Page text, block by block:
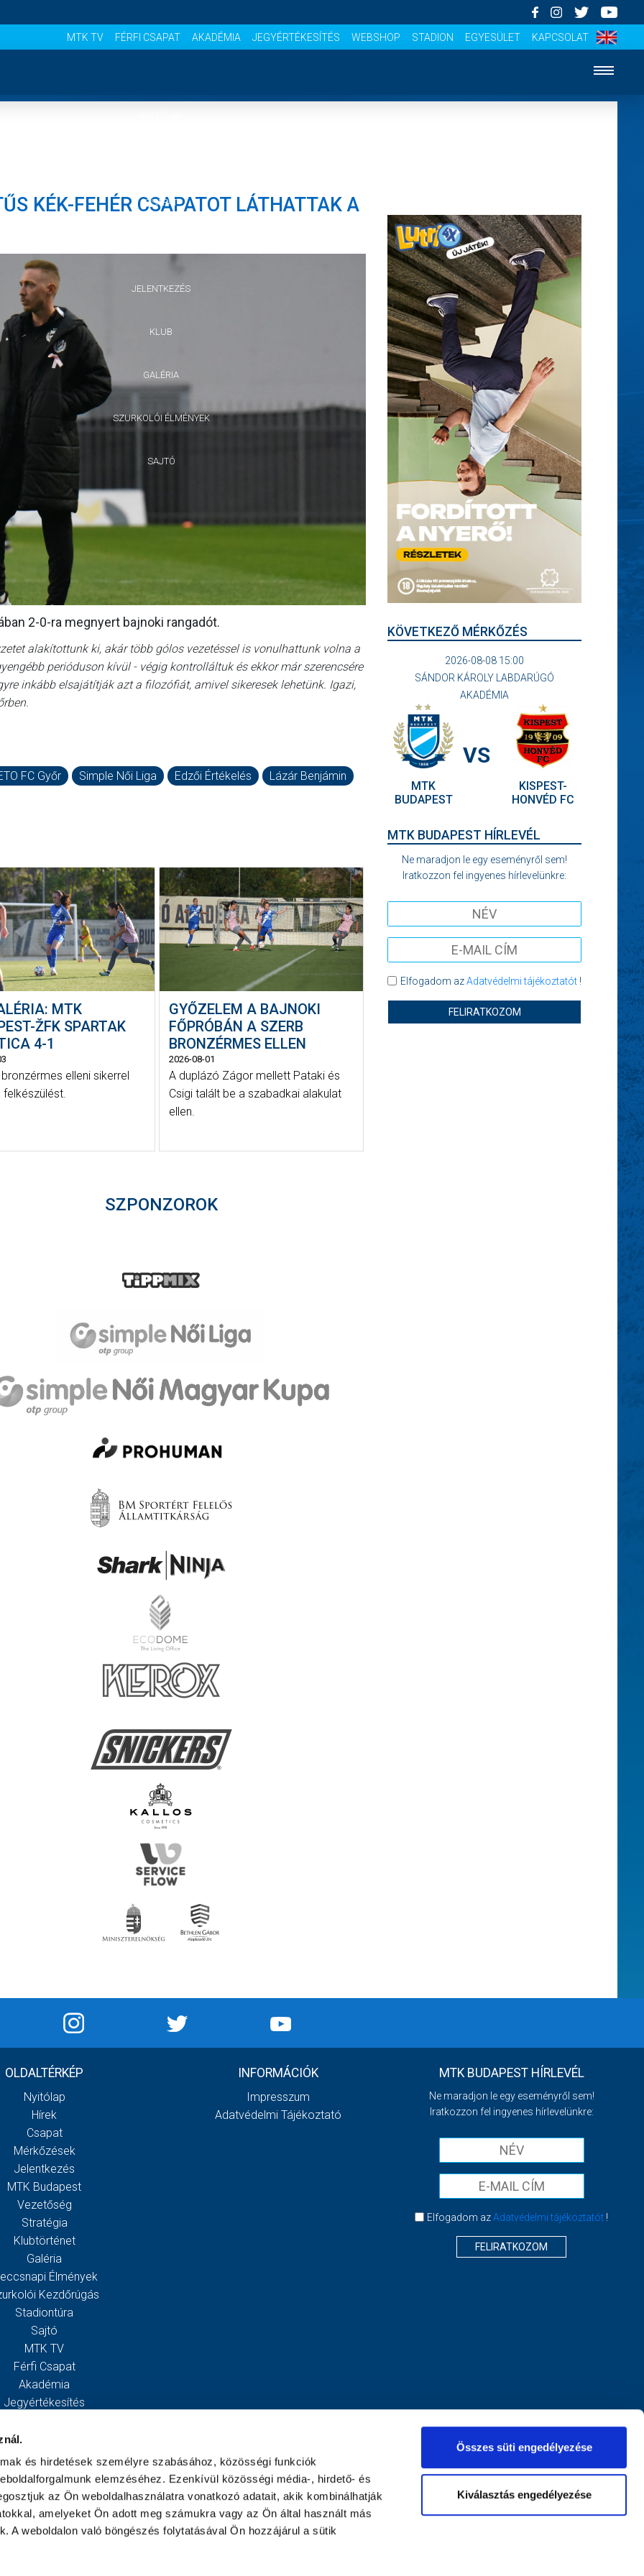
és hirdetések személyre szabásához, közösségi funkciók
elemzéséhez. Ezenkívül közösségi média-, hirdető- és
az Ön weboldalhasználatra vonatkozó adatait, akik kombinálhatják
amelyeket Ön adott meg számukra vagy az Ön által használt más
A weboldalon való böngészés folytatásával Ön hozzájárul a sütik
Összes süti engedélyezése
Kiválasztás engedélyezése
MTK TV FÉRFI CSAPAT AKADÉMIA JEGYÉRTÉKESÍTÉS WEBSHOP STADION EGYESÜLET KAPCSOLAT
CSAPAT
JELENTKEZÉS
KLUB
GALÉRIA
SZURKOLÓI ÉLMÉNYEK
SAJTÓ
KÉK-FEHÉR CSAPATOT LÁTHATTAK A
2-0-ra megnyert bajnoki rangadót.
alakítottunk ki, akár több gólos vezetéssel is vonulhattunk volna a
perióduson kívül - végig kontrolláltuk és ekkor már szerencsére
inkább elsajátítják azt a filozófiát, amivel sikeresek lehetünk. Igazi,
FC Győr Simple Női Liga Edzői Értékelés Lázár Benjámin
MTK
ŽFK SPARTAK
4-1
elleni sikerrel
felkészülést.
GYŐZELEM A BAJNOKI
FŐPRÓBÁN A SZERB
BRONZÉRMES ELLEN
2026-08-01
A duplázó Zágor mellett Pataki és
Csigi talált be a szabadkai alakulat
ellen.
KÖVETKEZŐ MÉRKŐZÉS
2026-08-08 15:00
SÁNDOR KÁROLY LABDARÚGÓ
AKADÉMIA
MTK
BUDAPEST
VS
KISPEST-
HONVÉD FC
MTK BUDAPEST HÍRLEVÉL
Ne maradjon le egy eseményről sem!
Iratkozzon fel ingyenes hírlevelünkre:
Elfogadom azAdatvédelmi tájékoztatót!
FELIRATKOZOM
SZPONZOROK
OLDALTÉRKÉP
Nyitólap
Hírek
Csapat
Mérkőzések
Jelentkezés
MTK Budapest
Vezetőség
Stratégia
Klubtörténet
Galéria
Élmények
Kezdőrúgás
Stadiontúra
Sajtó
MTK TV
Férfi Csapat
Akadémia
Jegyértékesítés
Egyesület
Kapcsolat
INFORMÁCIÓK
Impresszum
Adatvédelmi Tájékoztató
MTK BUDAPEST HÍRLEVÉL
Ne maradjon le egy eseményről sem!
Iratkozzon fel ingyenes hírlevelünkre:
Elfogadom azAdatvédelmi tájékoztatót !
FELIRATKOZOM